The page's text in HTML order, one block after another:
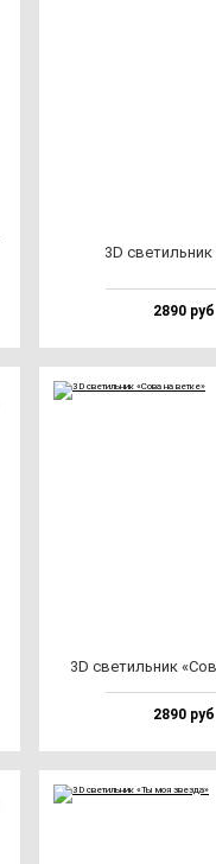
3D све­тиль­ник
2890 руб
3D све­тиль­ник
2890 руб